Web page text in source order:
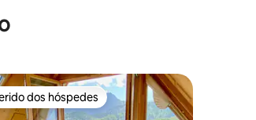
dos hóspedes
dos hóspedes